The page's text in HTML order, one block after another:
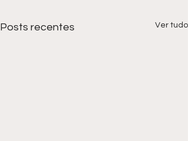
Posts recentes Ver tudo